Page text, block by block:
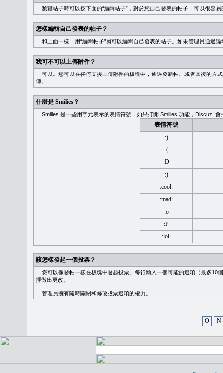
瀏覽帖子時可以按下面的“編輯帖子”，對於您自己發表的帖子，可以很容
怎樣編輯自己發表的帖子？
和上面一樣，用“編輯帖子”就可以編輯自己發表的帖子。如果管理員通過
我可不可以上傳附件？
可以。您可以在任何支援上傳附件的板塊中，通過發新帖、或者回復的方
傳。
什麼是 Smilies？
Smilies 是一些用字元表示的表情符號，如果打開 Smilies 功能，Discuz!
表情符號
:)
:(
:D
;)
:cool:
:mad:
:o
:P
:lol:
該怎樣發起一個投票？
您可以像發帖一樣在板塊中發起投票。每行輸入一個可能的選項（最多10
擇做出更改。
管理員擁有隨時關閉和修改投票選項的權力。
O N